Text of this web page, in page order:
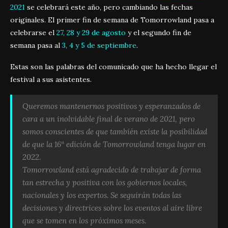
2021 se celebrará este año, pero cambiando las fechas
originales. El primer fin de semana de Tomorrowland pasa a
celebrarse el 27, 28 y 29 de agosto y el segundo fin de
semana pasa al 3, 4 y 5 de septiembre.
Estas son las palabras del comunicado que ha hecho llegar el
festival a sus asistentes.
Queremos mantenernos positivos y esperanzados de
cara a un inolvidable final de verano de 2021, pero
somos conscientes de que también existe la posibilidad
de que la 16ª edición de Tomorrowland tenga lugar en
2022.
Tomorrowland está agradecido de trabajar de forma
tan estrecha y positiva con los gobiernos locales,
nacionales y los expertos. Se seguirán todas las
decisiones y directrices sobre los eventos al aire libre
que se tomen en los próximos meses.